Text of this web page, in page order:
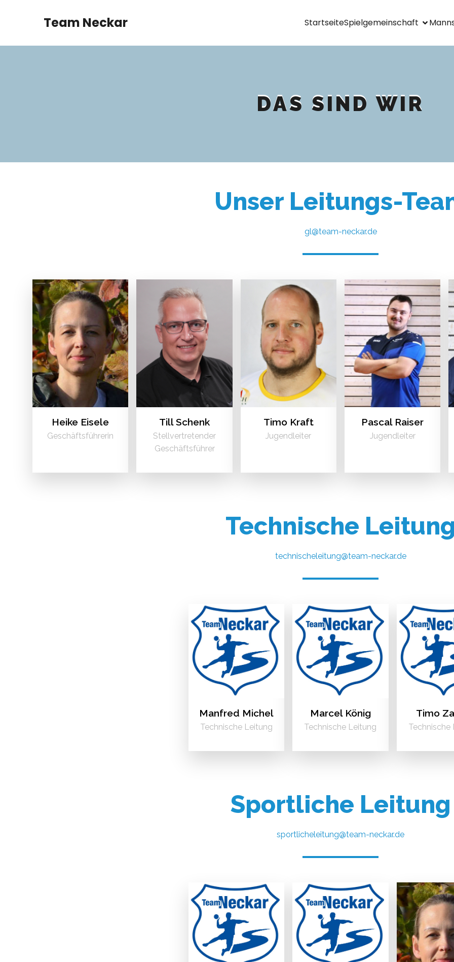
Team Neckar StartseiteSpielgemeinschaft
DAS SIND WIR
Unser Leitungs-
gl@team-neckar.de
Heike Eisele
Geschäftsführerin
Till Schenk
Stellvertretender
Geschäftsführer
Timo Kraft
Jugendleiter
Pascal Raiser
Jugendleiter
Technische
technischeleitung@team-neckar.de
Manfred Michel
Technische Leitung
Marcel König
Technische Leitung
Timo
Technische
Sportliche Leitung
sportlicheleitung@team-neckar.de